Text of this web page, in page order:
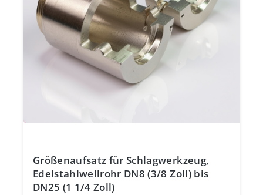
Größenaufsatz für Schlagwerkzeug,
Edelstahlwellrohr DN8 (3/8 Zoll) bis
DN25 (1 1/4 Zoll)